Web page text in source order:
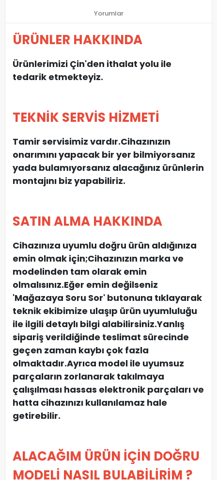
Yorumlar
ÜRÜNLER HAKKINDA
Ürünlerimizi Çin'den ithalat yolu ile
tedarik etmekteyiz.
TEKNİK SERVİS HİZMETİ
Tamir servisimiz vardır.Cihazınızın
onarımını yapacak bir yer bilmiyorsanız
yada bulamıyorsanız alacağınız ürünlerin
montajını biz yapabiliriz.
SATIN ALMA HAKKINDA
Cihazınıza uyumlu doğru ürün aldığınıza
emin olmak için;Cihazınızın marka ve
modelinden tam olarak emin
olmalısınız.Eğer emin değilseniz
'Mağazaya Soru Sor' butonuna tıklayarak
teknik ekibimize ulaşıp ürün uyumluluğu
ile ilgili detaylı bilgi alabilirsiniz.Yanlış
sipariş verildiğinde teslimat sürecinde
geçen zaman kaybı çok fazla
olmaktadır.Ayrıca model ile uyumsuz
parçaların zorlanarak takılmaya
çalışılması hassas elektronik parçaları ve
hatta cihazınızı kullanılamaz hale
getirebilir.
ALACAĞIM ÜRÜN İÇİN DOĞRU
MODELİ NASIL BULABİLİRİM ?